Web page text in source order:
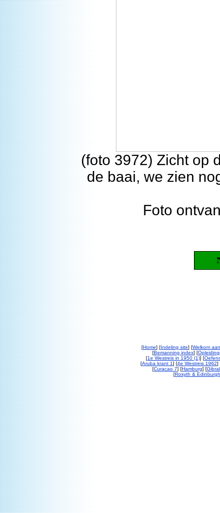
(foto 3972) Zicht op
de baai, we zien
Foto
[Home] [Indeling site] [Welkom
[Bemanning index] [
[1e Westreis in 1950 (1)] [
[Aruba krant 1] [4e Westreis 1962]
[Curacao 7] [Hamburg] [
[Rosyth &